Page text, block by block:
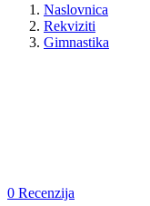
Naslovnica
Rekviziti
Gimnastika
0 Recenzija